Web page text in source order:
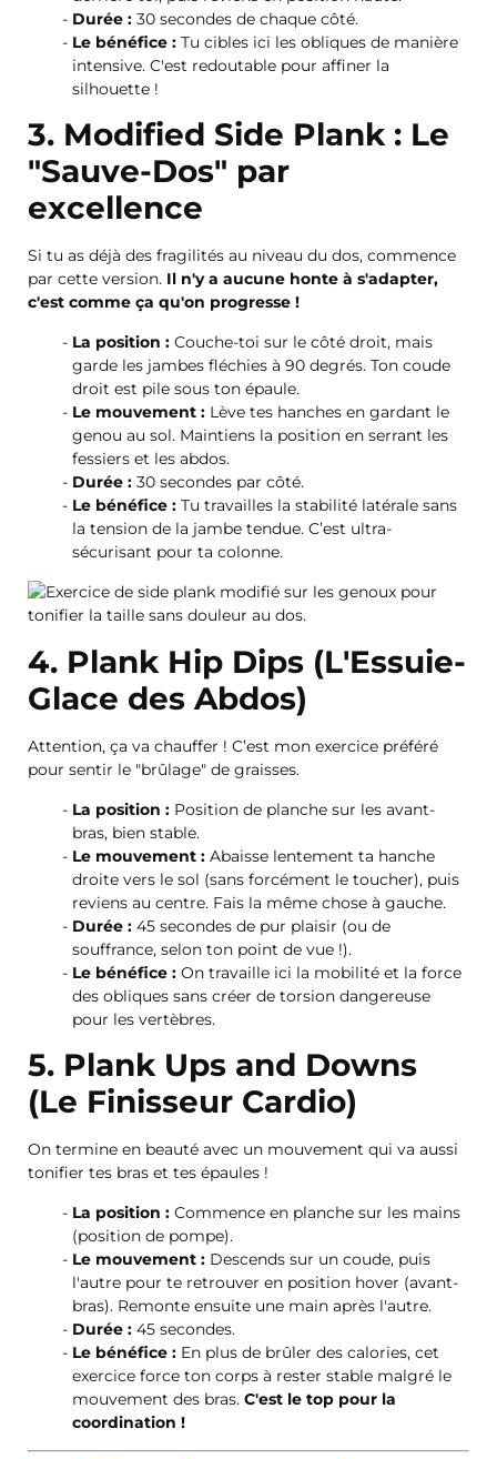
Durée : 30 secondes de chaque côté.
Le bénéfice : Tu cibles ici les obliques de manière
intensive. C'est redoutable pour affiner la
silhouette !
3. Modified Side Plank : Le
"Sauve-Dos" par
excellence
Si tu as déjà des fragilités au niveau du dos, commence
par cette version. Il n'y a aucune honte à s'adapter,
c'est comme ça qu'on progresse !
La position : Couche-toi sur le côté droit, mais
garde les jambes fléchies à 90 degrés. Ton coude
droit est pile sous ton épaule.
Le mouvement : Lève tes hanches en gardant le
genou au sol. Maintiens la position en serrant les
fessiers et les abdos.
Durée : 30 secondes par côté.
Le bénéfice : Tu travailles la stabilité latérale sans
la tension de la jambe tendue. C’est ultra-
sécurisant pour ta colonne.
4. Plank Hip Dips (L'Essuie-
Glace des Abdos)
Attention, ça va chauffer ! C’est mon exercice préféré
pour sentir le "brûlage" de graisses.
La position : Position de planche sur les avant-
bras, bien stable.
Le mouvement : Abaisse lentement ta hanche
droite vers le sol (sans forcément le toucher), puis
reviens au centre. Fais la même chose à gauche.
Durée : 45 secondes de pur plaisir (ou de
souffrance, selon ton point de vue !).
Le bénéfice : On travaille ici la mobilité et la force
des obliques sans créer de torsion dangereuse
pour les vertèbres.
5. Plank Ups and Downs
(Le Finisseur Cardio)
On termine en beauté avec un mouvement qui va aussi
tonifier tes bras et tes épaules !
La position : Commence en planche sur les mains
(position de pompe).
Le mouvement : Descends sur un coude, puis
l'autre pour te retrouver en position hover (avant-
bras). Remonte ensuite une main après l'autre.
Durée : 45 secondes.
Le bénéfice : En plus de brûler des calories, cet
exercice force ton corps à rester stable malgré le
mouvement des bras. C'est le top pour la
coordination !